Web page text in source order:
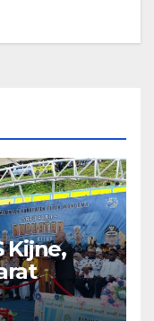
Kijne,
dan